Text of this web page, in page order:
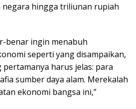
hingga triliunan rupiah
benar ingin menabuh
seperti yang disampaikan,
harus jelas: para
sumber daya alam. Merekalah
ekonomi bangsa ini,”